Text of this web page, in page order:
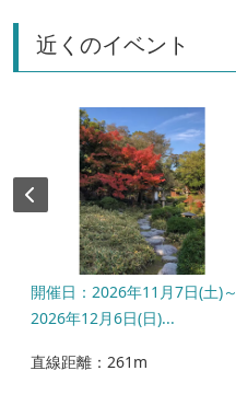
近くのイベント
開催日：2026年11月7日(土)～
2026年12月6日(日)...
直線距離：261m